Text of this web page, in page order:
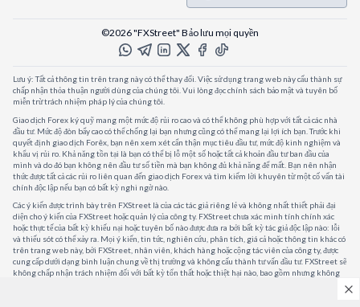
©2026 "FXStreet" Bảo lưu mọi quyền
Lưu ý: Tất cả thông tin trên trang này có thể thay đổi. Việc sử dụng trang web này cấu thành sự
chấp nhận thỏa thuận người dùng của chúng tôi. Vui lòng đọc chính sách bảo mật và tuyên bố
miễn trừ trách nhiệm pháp lý của chúng tôi.
Giao dịch Forex ký quỹ mang một mức độ rủi ro cao và có thể không phù hợp với tất cả các nhà
đầu tư. Mức độ đòn bẩy cao có thể chống lại bạn nhưng cũng có thể mang lại lợi ích bạn. Trước khi
quyết định giao dịch Forêx, bạn nên xem xét cẩn thận mục tiêu đầu tư, mức độ kinh nghiệm và
khẩu vị rủi ro. Khả năng tồn tại là bạn có thể bị lỗ một số hoặc tất cả khoản đầu tư ban đầu của
mình và do đó bạn không nên đầu tư số tiền mà bạn không đủ khả năng để mất. Bạn nên nhận
thức được tất cả các rủi ro liên quan đến giao dịch Forex và tìm kiếm lời khuyên từ một cố vấn tài
chính độc lập nếu bạn có bất kỳ nghi ngờ nào.
Các ý kiến được trình bày trên FXStreet là của các tác giả riêng lẻ và không nhất thiết phải đại
diện cho ý kiến của FXStreet hoặc quản lý của công ty. FXStreet chưa xác minh tính chính xác
hoặc thực tế của bất kỳ khiếu nại hoặc tuyên bố nào được đưa ra bởi bất kỳ tác giả độc lập nào: lỗi
và thiếu sót có thể xảy ra. Mọi ý kiến, tin tức, nghiên cứu, phân tích, giá cả hoặc thông tin khác có
trên trang web này, bởi FXStreet, nhân viên, khách hàng hoặc cộng tác viên của công ty, được
cung cấp dưới dạng bình luận chung về thị trường và không cấu thành tư vấn đầu tư. FXStreet sẽ
không chấp nhận trách nhiệm đối với bất kỳ tổn thất hoặc thiệt hại nào, bao gồm nhưng không